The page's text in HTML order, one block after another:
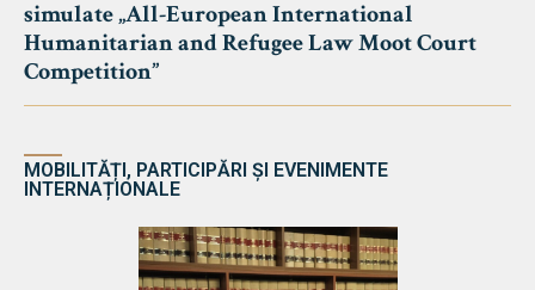
simulate „All-European International
Humanitarian and Refugee Law Moot Court
Competition”
MOBILITĂȚI, PARTICIPĂRI ȘI EVENIMENTE
INTERNAȚIONALE